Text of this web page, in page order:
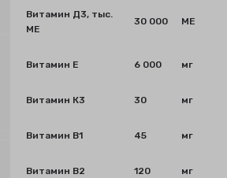
Витамин Д3, тыс.
МЕ
30 000 МЕ
Витамин Е 6 000 мг
Витамин К3 30 мг
Витамин В1 45 мг
Витамин В2 120 мг